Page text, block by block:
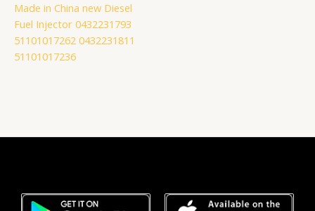
Made in China new Diesel
Fuel Injector 0432231793
51101017262 0432231811
51101017236